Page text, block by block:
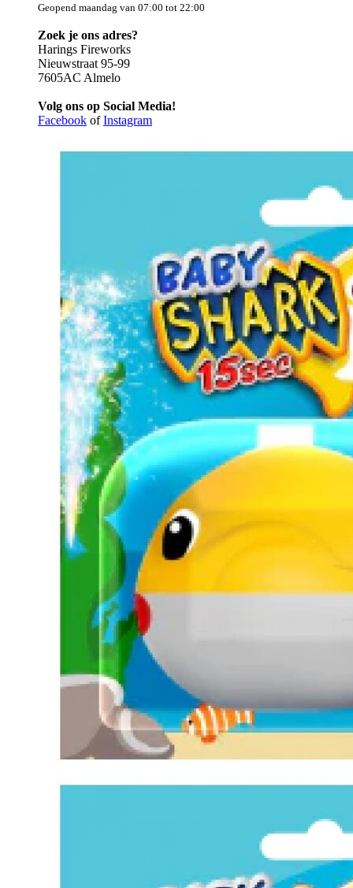
Geopend maandag van 07:00 tot 22:00
Zoek je ons adres?
Harings Fireworks
Nieuwstraat 95-99
7605AC Almelo
Volg ons op Social Media!
Facebook ofInstagram